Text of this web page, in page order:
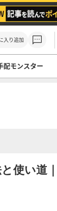
入り追加
配モンスター
使い道